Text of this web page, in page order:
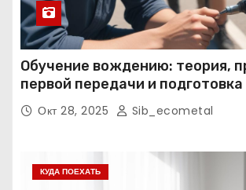
Обучение вождению: теория,
первой передачи и подготовка
экзаменам
Окт 28, 2025 Sib_ecometal
КУДА ПОЕХАТЬ